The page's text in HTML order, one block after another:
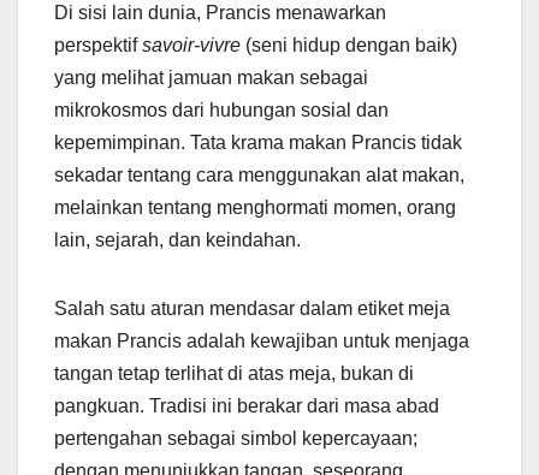
Di sisi lain dunia, Prancis menawarkan
perspektifsavoir-vivre (seni hidup dengan baik)
yang melihat jamuan makan sebagai
mikrokosmos dari hubungan sosial dan
kepemimpinan. Tata krama makan Prancis tidak
sekadar tentang cara menggunakan alat makan,
melainkan tentang menghormati momen, orang
lain, sejarah, dan keindahan.
Salah satu aturan mendasar dalam etiket meja
makan Prancis adalah kewajiban untuk menjaga
tangan tetap terlihat di atas meja, bukan di
pangkuan. Tradisi ini berakar dari masa abad
pertengahan sebagai simbol kepercayaan;
dengan menunjukkan tangan, seseorang